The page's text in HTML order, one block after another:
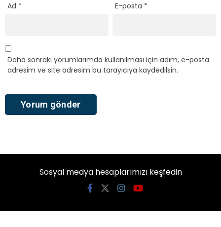
Ad * E-posta *
Daha sonraki yorumlarımda kullanılması için adım, e-posta
adresim ve site adresim bu tarayıcıya kaydedilsin.
Sosyal medya hesaplarımızı keşfedin